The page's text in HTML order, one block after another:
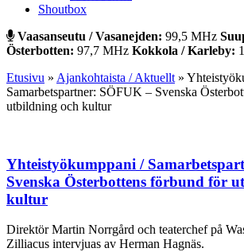
Shoutbox
Vaasanseutu / Vasanejden: 99,5 MHz
Österbotten: 97,7 MHz Kokkola / Karleby:
Etusivu » Ajankohtaista / Aktuellt »
Samarbetspartner: SÖFUK – Svenska
utbildning och kultur
Yhteistyökumppani /
Svenska Österbottens förbund för
kultur
Direktör Martin Norrgård och teaterchef på
Zilliacus intervjuas av Herman Hagnäs.